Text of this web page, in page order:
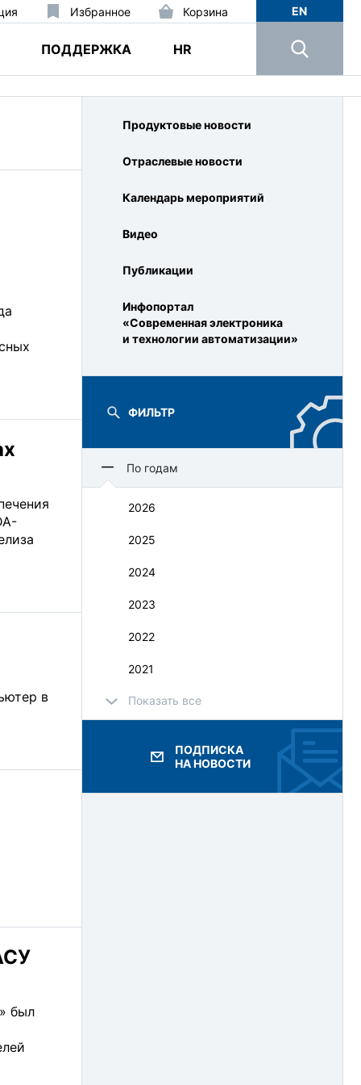
Избранное Корзина
ПОДДЕРЖКА HR
EN
в
был
Продуктовые новости
Отраслевые новости
Календарь мероприятий
Видео
Публикации
Инфопортал
«Современная электроника
и технологии автоматизации»
ФИЛЬТР
По годам
2026
2025
2024
2023
2022
2021
2020
2018
2017
Показать все
ПОДПИСКА
НА НОВОСТИ